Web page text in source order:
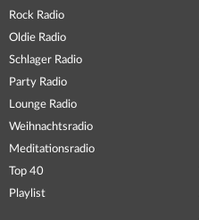
Rock Radio
Oldie Radio
Schlager Radio
Party Radio
Lounge Radio
Weihnachtsradio
Meditationsradio
Top 40
Playlist